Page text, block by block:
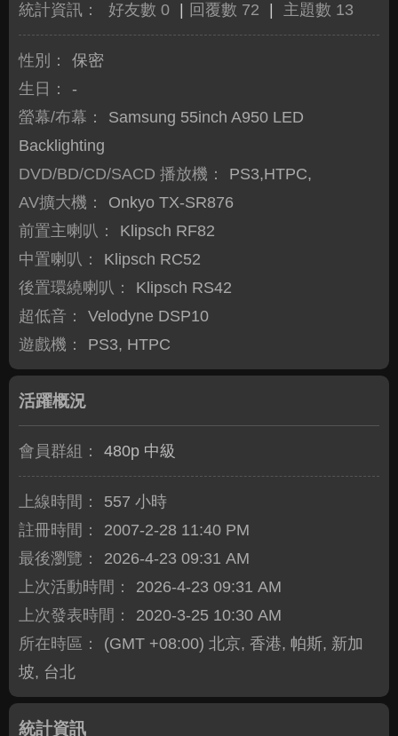
統計資訊： 好友數 0 回覆數 72 主題數 13
性別：
保密
生日：
-
螢幕/布幕：
Samsung 55inch A950 LED
Backlighting
DVD/BD/CD/SACD 播放機：
PS3,HTPC,
AV擴大機：
Onkyo TX-SR876
前置主喇叭：
Klipsch RF82
中置喇叭：
Klipsch RC52
後置環繞喇叭：
Klipsch RS42
超低音：
Velodyne DSP10
遊戲機：
PS3, HTPC
活躍概況
會員群組： 480p 中級
上線時間：
557 小時
註冊時間：
2007-2-28 11:40 PM
最後瀏覽：
2026-4-23 09:31 AM
上次活動時間：
2026-4-23 09:31 AM
上次發表時間：
2020-3-25 10:30 AM
所在時區：
(GMT +08:00) 北京, 香港, 帕斯, 新加
坡, 台北
統計資訊